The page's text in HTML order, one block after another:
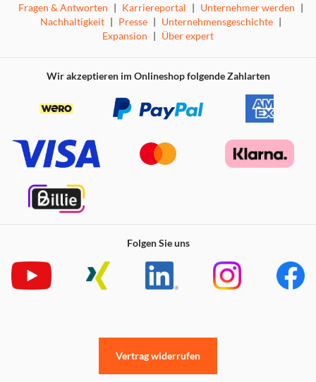
Fragen & Antworten | Karriereportal | Unternehmer werden |
Nachhaltigkeit | Presse | Unternehmensgeschichte |
Expansion | Über expert
Wir akzeptieren im Onlineshop folgende Zahlarten
Folgen Sie uns
Vertrag widerrufen